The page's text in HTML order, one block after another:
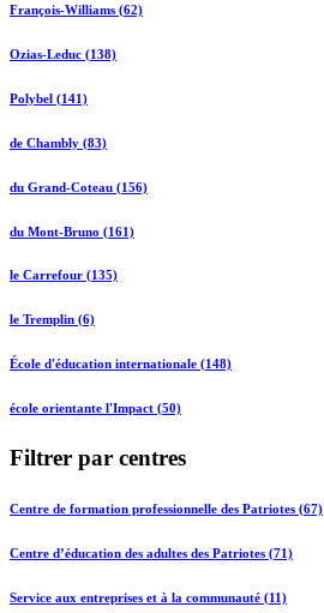
François-Williams (62)
Ozias-Leduc (138)
Polybel (141)
de Chambly (83)
du Grand-Coteau (156)
du Mont-Bruno (161)
le Carrefour (135)
le Tremplin (6)
École d'éducation internationale (148)
école orientante l'Impact (50)
Filtrer par centres
Centre de formation professionnelle des Patriotes (67)
Centre d’éducation des adultes des Patriotes (71)
Service aux entreprises et à la communauté (11)